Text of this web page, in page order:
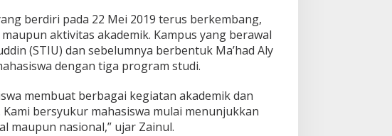
berdiri pada 22 Mei 2019 terus berkembang,
aktivitas akademik. Kampus yang berawal
(STIU) dan sebelumnya berbentuk Ma’had Aly
dengan tiga program studi.
membuat berbagai kegiatan akademik dan
bersyukur mahasiswa mulai menunjukkan
maupun nasional,” ujar Zainul.